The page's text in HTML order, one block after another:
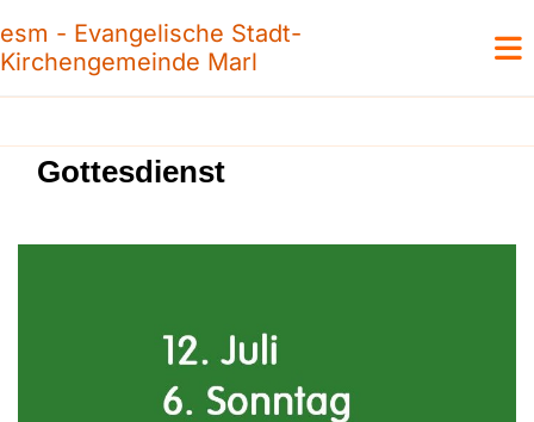
esm - Evangelische Stadt-
Kirchengemeinde Marl
Gottesdienst